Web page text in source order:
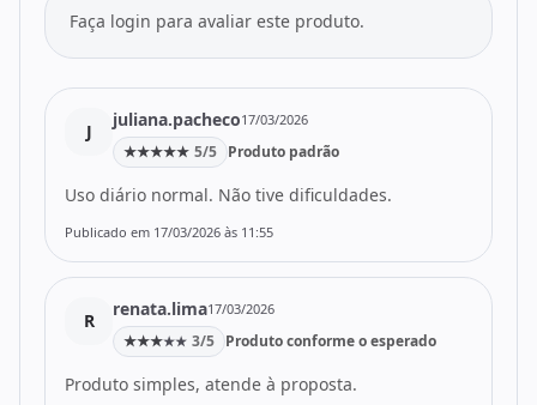
Faça login para avaliar este produto.
J
juliana.pacheco17/03/2026
★★★★★ 5/5 Produto padrão
Uso diário normal. Não tive dificuldades.
Publicado em 17/03/2026 às 11:55
R
renata.lima17/03/2026
★★★★★ 3/5 Produto conforme o esperado
Produto simples, atende à proposta.